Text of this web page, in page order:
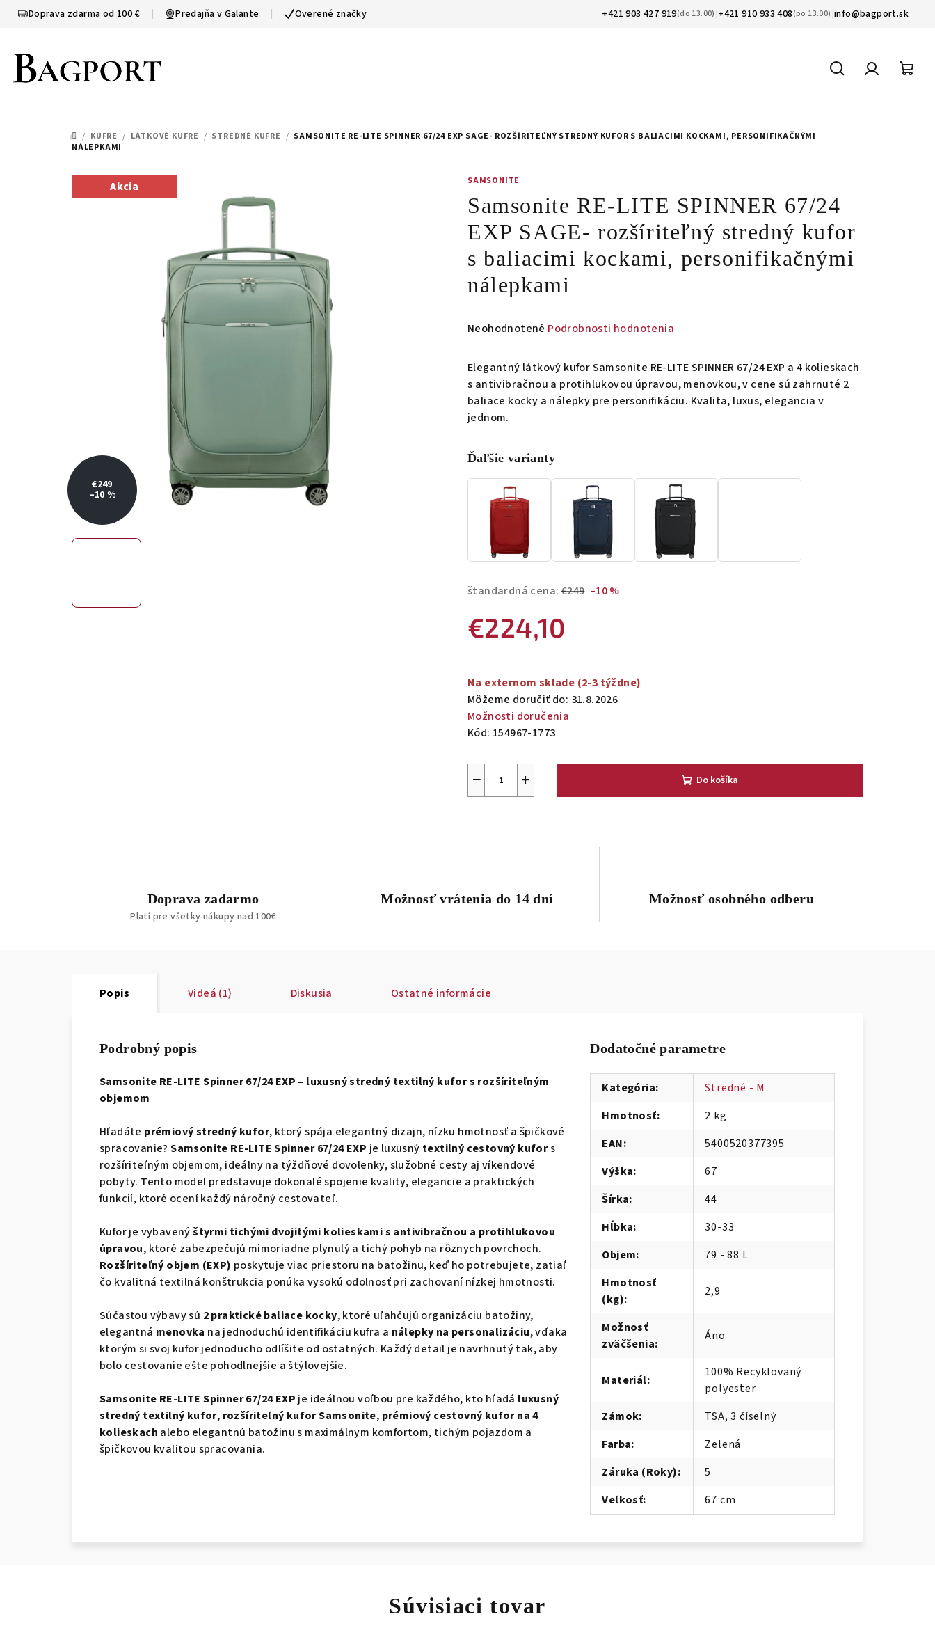
PrejsťDoprava zdarma od 100 € Predajňa v Galante Overené značky +421 903 427 919(do 13.00) +421 910 933 408(po 13.00) info@bagport.sk
DOMOV
/ KUFRE / LÁTKOVÉ KUFRE / STREDNÉ KUFRE / SAMSONITE RE-LITE SPINNER 67/24 EXP SAGE- ROZŠÍRITEĽNÝ STREDNÝ KUFOR S BALIACIMI KOCKAMI, PERSONIFIKAČNÝMI
NÁLEPKAMI
SAMSONITE
Samsonite RE-LITE SPINNER 67/24
EXP SAGE- rozšíriteľný stredný kufor
s baliacimi kockami, personifikačnými
nálepkami
Priemerné
produktu
0,0
z
5
Neohodnotené Podrobnosti hodnotenia
Elegantný látkový kufor Samsonite RE-LITE SPINNER 67/24 EXP a 4 kolieskach
s antivibračnou a protihlukovou úpravou, menovkou, v cene sú zahrnuté 2
baliace kocky a nálepky pre personifikáciu. Kvalita, luxus, elegancia v
jednom.
Ďaľšie varianty
štandardná cena: €249 –10 %
€224,10
cena:
Na externom sklade (2-3 týždne)
Môžeme doručiť do: 31.8.2026
Možnosti doručenia
Kód: 154967-1773
+
− Do košíka
Akcia
€249
–10 %
Doprava zadarmo
Platí pre všetky nákupy nad 100€
Možnosť vrátenia do 14 dní Možnosť osobného odberu
Popis Videá (1) Diskusia Ostatné informácie
Podrobný popis
Samsonite RE-LITE Spinner 67/24 EXP – luxusný stredný textilný kufor s rozšíriteľným
objemom
Hľadáte prémiový stredný kufor, ktorý spája elegantný dizajn, nízku hmotnosť a špičkové
spracovanie?Samsonite RE-LITE Spinner 67/24 EXP je luxusný textilný cestovný kufors
rozšíriteľným objemom, ideálny na týždňové dovolenky, služobné cesty aj víkendové
pobyty. Tento model predstavuje dokonalé spojenie kvality, elegancie a praktických
funkcií, ktoré ocení každý náročný cestovateľ.
Kufor je vybavenýštyrmi tichými dvojitými kolieskami s antivibračnou a protihlukovou
úpravou, ktoré zabezpečujú mimoriadne plynulý a tichý pohyb na rôznych povrchoch.
Rozšíriteľný objem (EXP) poskytuje viac priestoru na batožinu, keď ho potrebujete, zatiaľ
čo kvalitná textilná konštrukcia ponúka vysokú odolnosť pri zachovaní nízkej hmotnosti.
Súčasťou výbavy sú 2 praktické baliace kocky, ktoré uľahčujú organizáciu batožiny,
elegantná menovka na jednoduchú identifikáciu kufra a nálepky na personalizáciu, vďaka
ktorým si svoj kufor jednoducho odlíšite od ostatných. Každý detail je navrhnutý tak, aby
bolo cestovanie ešte pohodlnejšie a štýlovejšie.
Samsonite RE-LITE Spinner 67/24 EXP je ideálnou voľbou pre každého, kto hľadá luxusný
stredný textilný kufor, rozšíriteľný kufor Samsonite, prémiový cestovný kufor na 4
kolieskach alebo elegantnú batožinu s maximálnym komfortom, tichým pojazdom a
špičkovou kvalitou spracovania.
Dodatočné parametre
Kategória:
Stredné - M
Hmotnosť:
2 kg
EAN:
5400520377395
Výška:
67
Šírka:
44
Hĺbka:
30-33
Objem:
79 - 88 L
Hmotnosť
(kg):
2,9
Možnosť
zväčšenia:
Áno
Materiál:
100% Recyklovaný
polyester
Zámok:
TSA, 3 číselný
Farba:
Zelená
Záruka (Roky):
5
Veľkosť: 67 cm
Súvisiaci tovar